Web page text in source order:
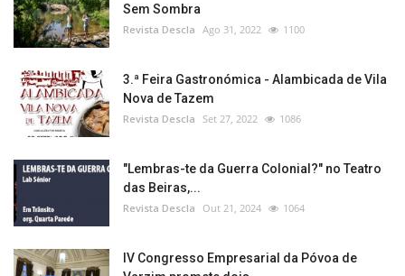
Sem Sombra
Revista Descla Ago 31, 2022 1100
3.ª Feira Gastronómica - Alambicada de Vila
Nova de Tazem
Revista Descla Set 27, 2022 1086
"Lembras-te da Guerra Colonial?" no Teatro
das Beiras,...
Revista Descla Out 21, 2024 1064
IV Congresso Empresarial da Póvoa de